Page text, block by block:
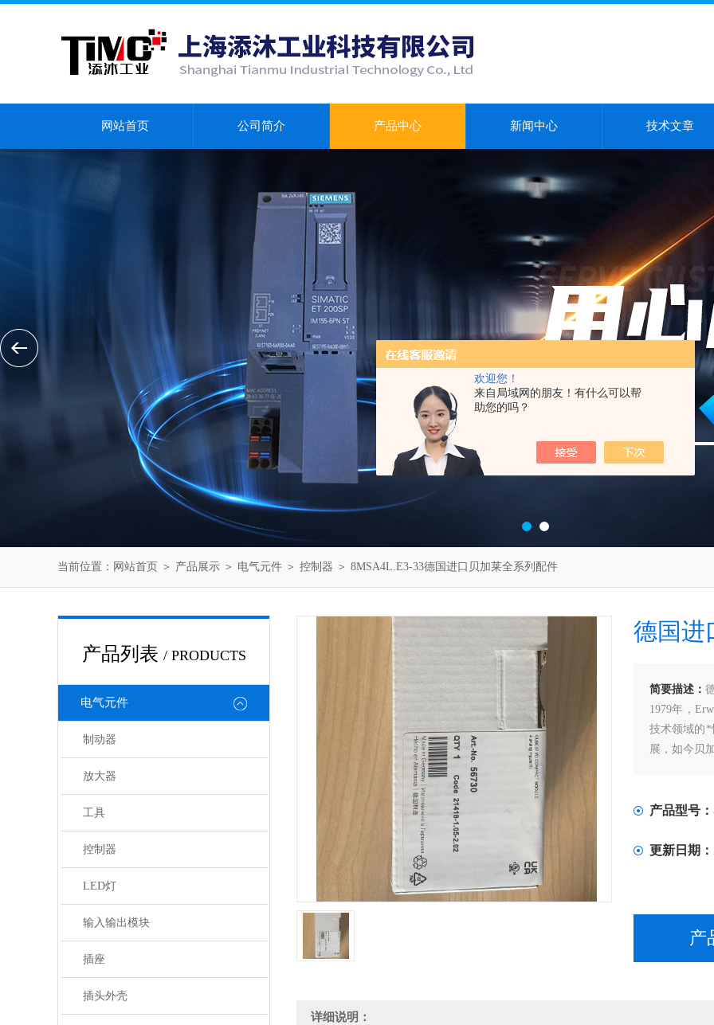
欢迎您！
来自局域网的朋友！有什么可以帮
助您的吗？
网站首页 公司简介 产品中心 新闻中心 技术文章
当前位置： 网站首页 ＞ 产品展示 ＞ 电气元件 ＞ 控制器 ＞ 8MSA4L.E3-33德国进口贝加莱全系列配件
产品列表 / PRODUCTS
电气元件
制动器
放大器
工具
控制器
LED灯
输入输出模块
插座
插头外壳
德国进
简要描述：
1979年，
技术领域的*
展，如今贝
产品型号：
更新日期：
产
详细说明：